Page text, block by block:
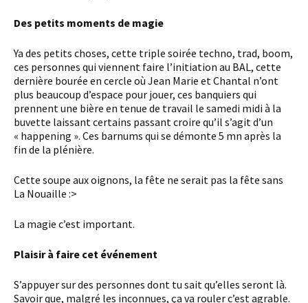
Des petits moments de magie
Ya des petits choses, cette triple soirée techno, trad, boom,
ces personnes qui viennent faire l’initiation au BAL, cette
dernière bourée en cercle où Jean Marie et Chantal n’ont
plus beaucoup d’espace pour jouer, ces banquiers qui
prennent une bière en tenue de travail le samedi midi à la
buvette laissant certains passant croire qu’il s’agit d’un
« happening ». Ces barnums qui se démonte 5 mn après la
fin de la plénière.
Cette soupe aux oignons, la fête ne serait pas la fête sans
La Nouaille :>
La magie c’est important.
Plaisir à faire cet événement
S’appuyer sur des personnes dont tu sait qu’elles seront là.
Savoir que, malgré les inconnues, ça va rouler c’est agrable.